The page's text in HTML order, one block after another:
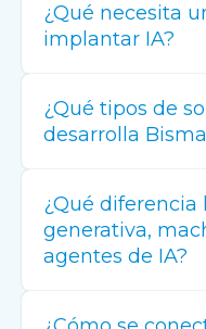
¿Qué necesita
implantar IA?
¿Qué tipos de
desarrolla
¿Qué diferencia
generativa,
agentes de IA?